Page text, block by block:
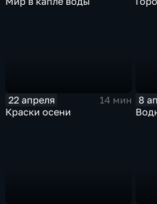
22 апреля
14 мин
Краски осени
8